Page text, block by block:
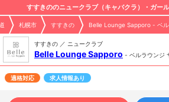
すすきののニュークラブ（キャバクラ）・ガー
札幌市 すすきの Belle Lounge Sapporo - ベル
すすきの ／ ニュークラブ
Belle Lounge Sapporo - ベルラウンジ
適格対応 求人情報あり